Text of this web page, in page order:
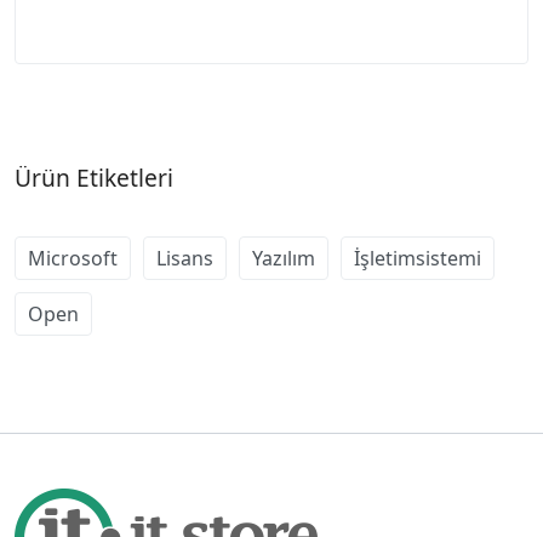
Ürün Etiketleri
Microsoft Lisans Yazılım İşletimsistemi
Open